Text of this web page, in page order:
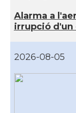
Alarma a
irrupció d'un
2026-08-05